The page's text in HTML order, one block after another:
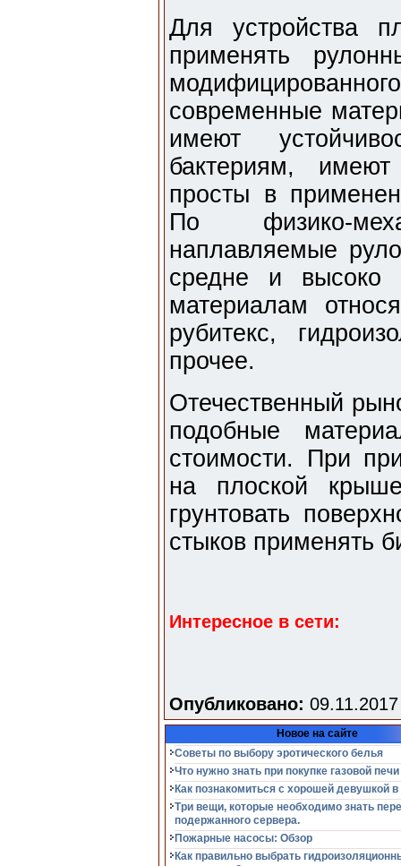
Для устройства
применять
современные
имеют
бактериям,
просты в
По физико-
наплавляемые
средне и высоко
материалам
рубитекс,
прочее.
Отечественный
подобные
стоимости. При
на плоской
грунтовать
стыков применять
Интересное в сети:
Опубликовано:
Новое на сайте
Советы по выбору эротического белья
Что нужно знать при покупке газовой печи
Как познакомиться с хорошей девушкой в
Три вещи, которые необходимо знать
подержанного сервера.
Пожарные насосы: Обзор
Как правильно выбрать